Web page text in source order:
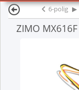
6-polig
ZIMO MX616F